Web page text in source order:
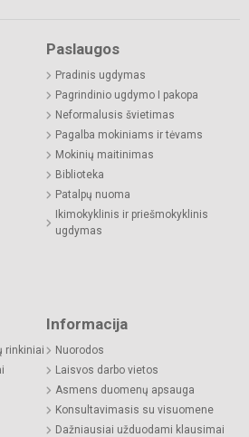
Paslaugos
Pradinis ugdymas
Pagrindinio ugdymo I pakopa
Neformalusis švietimas
Pagalba mokiniams ir tėvams
Mokinių maitinimas
Biblioteka
Patalpų nuoma
Ikimokyklinis ir priešmokyklinis
ugdymas
rinkiniai
Informacija
Nuorodos
Laisvos darbo vietos
Asmens duomenų apsauga
Konsultavimasis su visuomene
Dažniausiai užduodami klausimai